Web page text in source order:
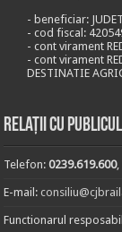
- beneficiar:
- cod fiscal:
- cont virament
- cont virament
DESTINATIE
Relații cu publicul
Telefon:0239.619.600,
E-mail:
Functionarul